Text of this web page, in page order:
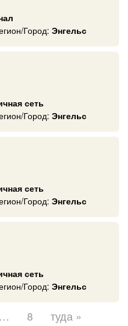
Город: Энгельс
сеть
Город: Энгельс
сеть
Город: Энгельс
сеть
Город: Энгельс
… 8 туда »